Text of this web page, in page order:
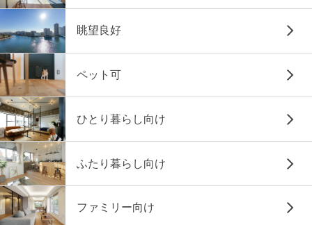
眺望良好
ペット可
ひとり暮らし向け
ふたり暮らし向け
ファミリー向け